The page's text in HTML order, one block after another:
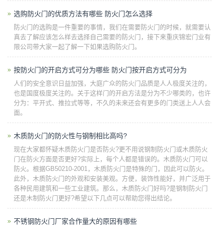
选购防火门的优质方法有哪些 防火门怎么选择
防火门的选购是一件重要的事情，我们在需要防火门的时候，就需要认
真去了解应该怎么样去选择自己需要的防火门，接下来重庆锦宏门业有
限公司带大家一起了解一下如果选购防火门。
按防火门的开启方式可分为哪些 防火门按开启方式可分为
人们的安全意识日益加强，大庭广众的防火门品质是人人极度关注的，
也是国度极度关注的。关于这样门的开启方法是分为不少哪类的，也许
分为：平开式、推拉式等等，不久的未来还会有更多的门类送上人人会
面。
木质防火门的防火性与钢制相比高吗?
现在大家都怀疑木质防火门是否防火?更不用说钢制防火门或木质防火
门在防火方面是否更好?实际上，每个人都是错误的。木质防火门可以
防火。根据GB50210-2001，木质防火门是特殊的门，因此可以防火。
此外，木质防火门的外观和安装美观。方便，装饰性能好，并广泛用于
各种民用建筑和一些工业建筑。那么，木质防火门好吗?是钢制防火门
还是木制防火门更好?希望以下几点可以帮助您得出结论。
不锈钢防火门厂家合作量大的原因有哪些